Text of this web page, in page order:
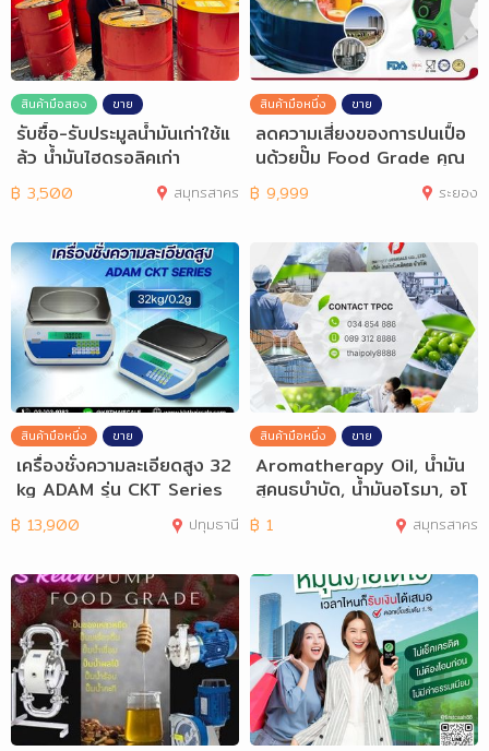
สินค้ามือสอง ขาย
รับซื้อ-รับประมูลน้ำมันเก่าใช้แ
ล้ว น้ำมันไฮดรอลิคเก่า
฿ 3,500 สมุทรสาคร
สินค้ามือหนึ่ง ขาย
ลดความเสี่ยงของการปนเปื้อ
นด้วยปั๊ม Food Grade คุณ
ภาพสูงจาก S
฿ 9,999 ระยอง
สินค้ามือหนึ่ง ขาย
เครื่องชั่งความละเอียดสูง 32
kg ADAM รุ่น CKT Series
฿ 13,900 ปทุมธานี
สินค้ามือหนึ่ง ขาย
Aromatherapy Oil, น้ำมัน
สุคนธบำบัด, น้ำมันอโรมา, อโ
รมาเทอราป
฿ 1 สมุทรสาคร